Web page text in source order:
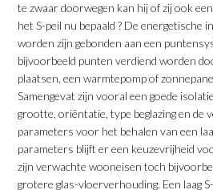
te zwaar doorwegen kan hij of zij ook
het S-peil nu bepaald ? De energetische
worden zijn gebonden aan een
bijvoorbeeld punten verdiend worden
plaatsen, een warmtepomp of
Samengevat zijn vooral een goede
grootte, oriëntatie, type beglazing en de
parameters voor het behalen van een
parameters blijft er een keuzevrijheid
zijn verwachte wooneisen toch
grotere glas-vloerverhouding. Een laag